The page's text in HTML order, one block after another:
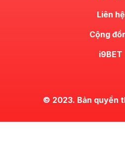
Liên hệ
Cộng
i9BET
© 2023. Bản quyền